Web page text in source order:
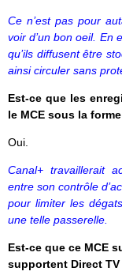
Ce n’est pas pour
voir d’un bon oeil. En
qu’ils diffusent être
ainsi circuler sans
Est-ce que les
le MCE sous la
Oui.
Canal+ travaillerait
entre son contrôle
pour limiter les
une telle passerelle.
Est-ce que ce MCE
supportent Direct